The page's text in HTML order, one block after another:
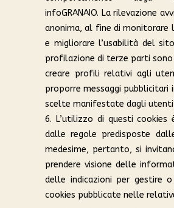
infoGRANAIO. La rilevazione
anonima, al fine di monitorare
e migliorare l’usabilità del
profilazione di terze parti
creare profili relativi agli
proporre messaggi pubblicitari
scelte manifestate dagli utenti
6. L’utilizzo di questi cookies
dalle regole predisposte
medesime, pertanto, si
prendere visione delle
delle indicazioni per gestire
cookies pubblicate nelle